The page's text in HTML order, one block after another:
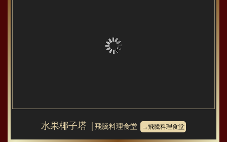
水果椰子塔 │飛騰料理食堂 →飛騰料理食堂